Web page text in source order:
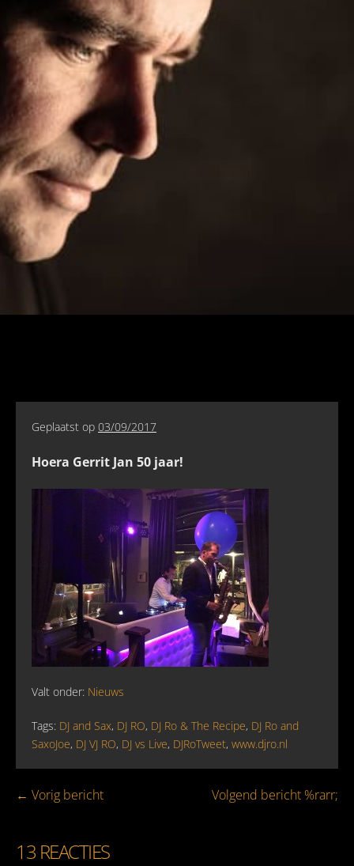
Geplaatst op 03/09/2017
Hoera Gerrit Jan 50 jaar!
Valt onder: Nieuws
Tags: DJ and Sax, DJ RO, DJ Ro & The Recipe, DJ Ro and
SaxoJoe, DJ VJ RO, DJ vs Live, DJRoTweet, www.djro.nl
Bericht
← Vorig bericht Volgend bericht %rarr;
13 REACTIES